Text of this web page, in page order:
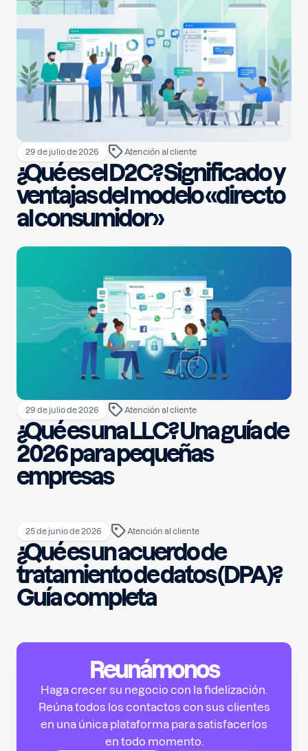
29 de julio de 2026 Atención al cliente
¿Qué es el D2C? Significado y
ventajas del modelo «directo
al consumidor»
29 de julio de 2026 Atención al cliente
¿Qué es una LLC? Una guía de
2026 para pequeñas
empresas
25 de junio de 2026 Atención al cliente
¿Qué es un acuerdo de
tratamiento de datos (DPA)?
Guía completa
Reunámonos
Haga crecer su negocio con la fidelización.
Reúna todos los contactos con sus clientes
en una única plataforma para satisfacerlos
en todo momento.